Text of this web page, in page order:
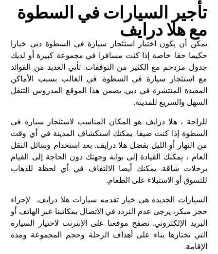
تأجير السيارات في السطوة
مع هلا درايف
يمكن أن يكون اختيار استئجار سيارة في السطوة دبي خيارا
حكيما حقا. خاصة إذا كنت مسافرا في مجموعة كبيرة أو لديك
جدول مزدحم مع الكثير من التوقفات. تأتي العديد من الفوائد
مع استئجار سيارة في السطوة. في الغالب بسبب الأماكن
المفيدة المنتشرة في دبي. يضمن هذا الموقع المدروس التنقل
السهل والسريع للمدينة.
للراحة ، هلا درايف هو المكان المناسب لاستئجار سيارة في
السطوة إذا كنت ضيفا. يمكنك استكشاف المدينة في أي وقت
من النهار أو الليل بفضل هلا درايف. بعد استخدام وسائل النقل
العام ، يمكنك القيادة إلى بوابة وجهتك دون الحاجة إلى القيام
برحلات شاقة. يمكنك أيضا الالتفاف في أي لحظة للذهاب
للتسوق أو الاستيلاء على الطعام.
السيارات الجديدة هي خيار تقدمه سيارات هلا درايف. لإجراء
حجز مبكر، يرجى عدم التردد في الاتصال بمكاتبنا عبر الهاتف أو
البريد الإلكتروني. تصفح موقعنا على الإنترنت لاختيار السيارة
التي تختارها بناء على أهداف الرحلة وحجم المجموعة ومدة
الإقامة.